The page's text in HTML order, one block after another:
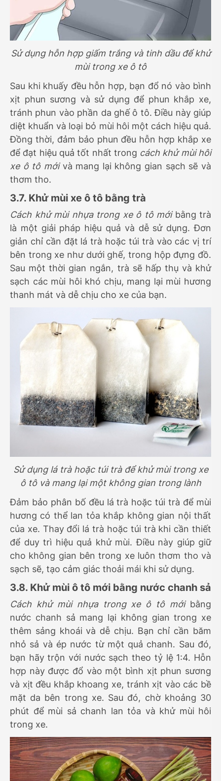
Sử dụng hỗn hợp giấm trắng và tinh dầu để khử
mùi trong xe ô tô
Sau khi khuấy đều hỗn hợp, bạn đổ nó vào bình
xịt phun sương và sử dụng để phun khắp xe,
tránh phun vào phần da ghế ô tô. Điều này giúp
diệt khuẩn và loại bỏ mùi hôi một cách hiệu quả.
Đồng thời, đảm bảo phun đều hỗn hợp khắp xe
để đạt hiệu quả tốt nhất trong cách khử mùi hôi
xe ô tô mớivà mang lại không gian sạch sẽ và
thơm tho.
3.7. Khử mùi xe ô tô bằng trà
Cách khử mùi nhựa trong xe ô tô mớibằng trà
là một giải pháp hiệu quả và dễ sử dụng. Đơn
giản chỉ cần đặt lá trà hoặc túi trà vào các vị trí
bên trong xe như dưới ghế, trong hộp đựng đồ.
Sau một thời gian ngắn, trà sẽ hấp thụ và khử
sạch các mùi hôi khó chịu, mang lại mùi hương
thanh mát và dễ chịu cho xe của bạn.
Sử dụng lá trà hoặc túi trà để khử mùi trong xe
ô tô và mang lại một không gian trong lành
Đảm bảo phân bố đều lá trà hoặc túi trà để mùi
hương có thể lan tỏa khắp không gian nội thất
của xe. Thay đổi lá trà hoặc túi trà khi cần thiết
để duy trì hiệu quả khử mùi. Điều này giúp giữ
cho không gian bên trong xe luôn thơm tho và
sạch sẽ, tạo cảm giác thoải mái khi sử dụng.
3.8. Khử mùi ô tô mới bằng nước chanh sả
Cách khử mùi nhựa trong xe ô tô mớibằng
nước chanh sả mang lại không gian trong xe
thêm sảng khoái và dễ chịu. Bạn chỉ cần băm
nhỏ sả và ép nước từ một quả chanh. Sau đó,
bạn hãy trộn với nước sạch theo tỷ lệ 1:4. Hỗn
hợp này được đổ vào một bình xịt phun sương
và xịt đều khắp khoang xe, tránh xịt vào các bề
mặt da bên trong xe. Sau đó, chờ khoảng 30
phút để mùi sả chanh lan tỏa và khử mùi hôi
trong xe.